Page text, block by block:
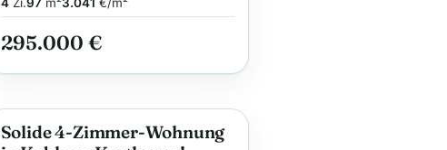
4Zi.97m²3.041 €/m²
295.000 €
Anzeige
Solide 4-Zimmer-Wohnung